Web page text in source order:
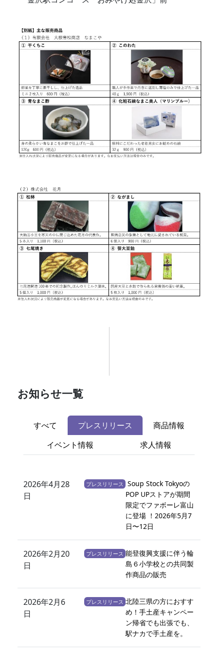
お知らせ一覧
すべて プレスリリース
商品情報
イベント情報
求人情報
2026年4月28
日
プレスリリース
Soup Stock Tokyoの
POP UPストアが期間
限定でファボーレ富山
に登場 ！2026年5月7
日〜12日
2026年2月20
日
プレスリリース 能登復興支援に伴う輪
島６小学校との共同製
作商品の販売
2026年2月6
日
プレスリリース 北陸三県の方におすす
め！手土産キャンペー
ン帰省でも出張でも、
駅ナカで手土産を。